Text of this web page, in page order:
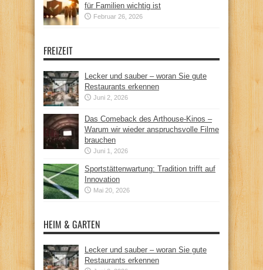
für Familien wichtig ist
Februar 26, 2026
FREIZEIT
Lecker und sauber – woran Sie gute
Restaurants erkennen
Juni 2, 2026
Das Comeback des Arthouse-Kinos –
Warum wir wieder anspruchsvolle Filme
brauchen
Juni 1, 2026
Sportstättenwartung: Tradition trifft auf
Innovation
Mai 20, 2026
HEIM & GARTEN
Lecker und sauber – woran Sie gute
Restaurants erkennen